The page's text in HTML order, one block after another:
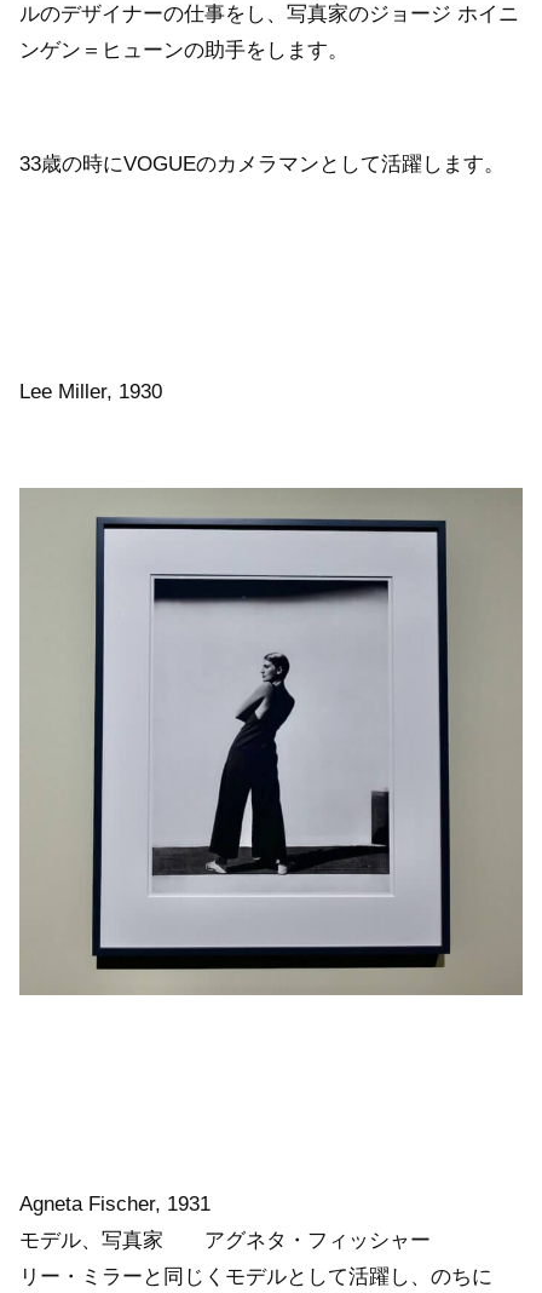
ルのデザイナーの仕事をし、写真家のジョージ ホイニ
ンゲン＝ヒューンの助手をします。
33歳の時にVOGUEのカメラマンとして活躍します。
Lee Miller, 1930
Agneta Fischer, 1931
モデル、写真家 アグネタ・フィッシャー
リー・ミラーと同じくモデルとして活躍し、のちに